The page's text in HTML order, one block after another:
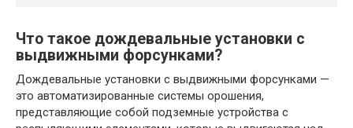
Что такое дождевальные установки с
выдвижными форсунками?
Дождевальные установки с выдвижными форсунками —
это автоматизированные системы орошения,
представляющие собой подземные устройства с